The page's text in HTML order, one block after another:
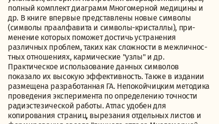
полный комплект диаграмм Многомерной медицины и
др. В книге впервые представлены новые символы
(символы праалфавита и символы-кристаллы), при­
менение которых поможет достичь устранения
различных проблем, таких как сложности в межличнос­
тных отношениях, кармические "узлы" и др.
Практическое использование данных символов
показало их высокую эффективность. Также в издании
размещена разработанная ГА. Непокойчицким методика
проведения эксперимента по определению точности
радиэстезической работы. Атлас удобен для
копирования страниц, вырезания отдельных листов и